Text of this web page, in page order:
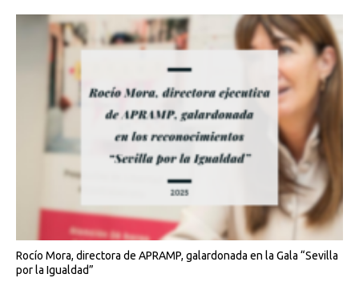
Rocío Mora, directora de APRAMP, galardonada en la Gala “Sevilla
por la Igualdad”